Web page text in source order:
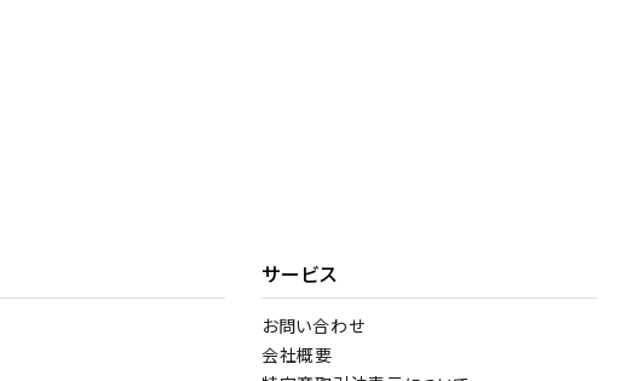
サービス
お問い合わせ
会社概要